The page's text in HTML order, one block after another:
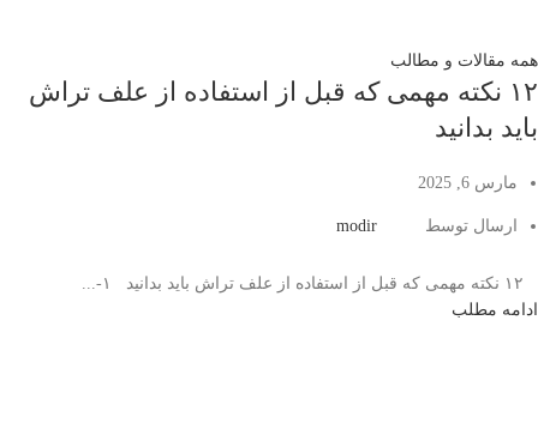
همه مقالات و مطالب
۱۲ نکته مهمی که قبل از استفاده از علف تراش
باید بدانید
مارس 6, 2025
ارسال توسط modir
ادامه مطلب